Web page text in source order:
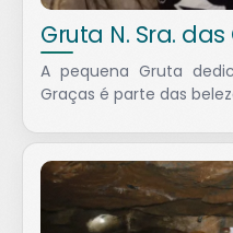
Gruta N. Sra.
A pequena Gruta
Graças é parte das